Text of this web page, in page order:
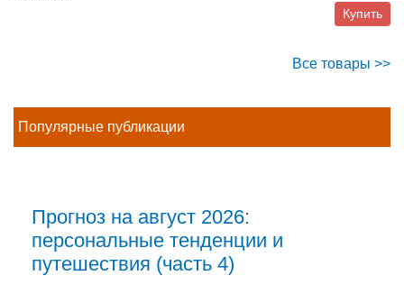
Купить
Все товары >>
Популярные публикации
Прогноз на август 2026:
персональные тенденции и
путешествия (часть 4)